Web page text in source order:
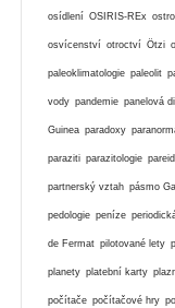
osídlení OSIRIS-REx
osvícenství otroctví Ötzi
paleoklimatologie paleolit
vody pandemie panelová
Guinea paradoxy
paraziti parazitologie
partnerský vztah pásmo
pedologie peníze
de Fermat pilotované lety
planety platební karty
počítače počítačové hry